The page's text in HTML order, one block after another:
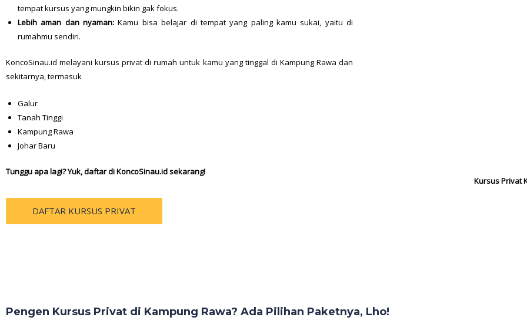
tempat kursus yang mungkin bikin gak fokus.
Lebih aman dan nyaman: Kamu bisa belajar di tempat yang paling kamu sukai, yaitu di
rumahmu sendiri.
KoncoSinau.id melayani kursus privat di rumah untuk kamu yang tinggal di Kampung Rawa dan
sekitarnya, termasuk
Galur
Tanah Tinggi
Kampung Rawa
Johar Baru
Tunggu apa lagi? Yuk, daftar di KoncoSinau.id sekarang!
DAFTAR KURSUS PRIVAT
Kursus Privat
Pengen Kursus Privat di Kampung Rawa? Ada Pilihan Paketnya, Lho!